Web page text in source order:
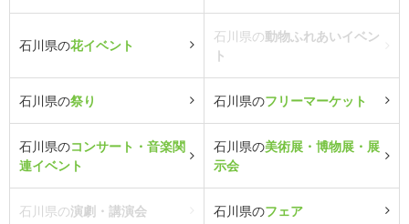
石川県の花イベント
石川県の動物ふれあいイベン
ト
石川県の祭り 石川県のフリーマーケット
石川県のコンサート・音楽関
連イベント
石川県の美術展・博物展・展
示会
石川県の演劇・講演会 石川県のフェア